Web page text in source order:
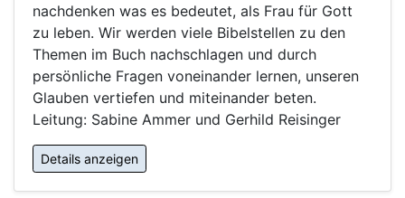
nachdenken was es bedeutet, als Frau für Gott
zu leben. Wir werden viele Bibelstellen zu den
Themen im Buch nachschlagen und durch
persönliche Fragen voneinander lernen, unseren
Glauben vertiefen und miteinander beten.
Leitung: Sabine Ammer und Gerhild Reisinger
Details anzeigen